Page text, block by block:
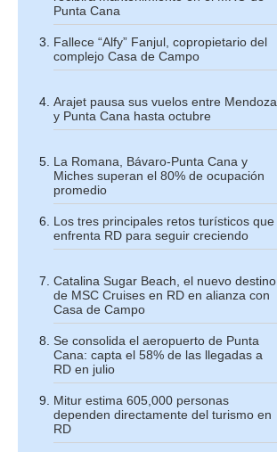
Punta Cana
Fallece “Alfy” Fanjul, copropietario del
complejo Casa de Campo
Arajet pausa sus vuelos entre Mendoza
y Punta Cana hasta octubre
La Romana, Bávaro-Punta Cana y
Miches superan el 80% de ocupación
promedio
Los tres principales retos turísticos que
enfrenta RD para seguir creciendo
Catalina Sugar Beach, el nuevo destino
de MSC Cruises en RD en alianza con
Casa de Campo
Se consolida el aeropuerto de Punta
Cana: capta el 58% de las llegadas a
RD en julio
Mitur estima 605,000 personas
dependen directamente del turismo en
RD